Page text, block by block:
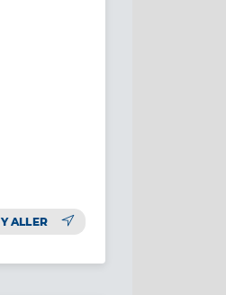
Y ALLER